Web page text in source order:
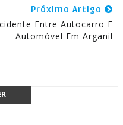
Próximo Artigo
Entre Autocarro E
Automóvel Em Arganil